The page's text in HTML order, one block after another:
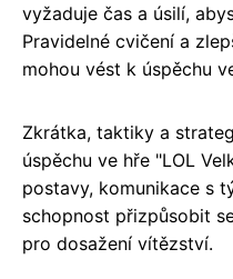
vyžaduje čas a úsilí,
Pravidelné cvičení a
mohou vést k úspěchu
Zkrátka, taktiky a
úspěchu ve hře "LOL
postavy, komunikace s
schopnost přizpůsobit
pro dosažení vítězství.